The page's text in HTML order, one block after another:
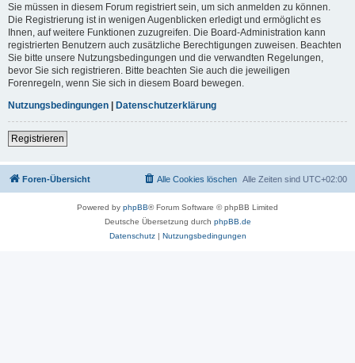
Sie müssen in diesem Forum registriert sein, um sich anmelden zu können.
Die Registrierung ist in wenigen Augenblicken erledigt und ermöglicht es
Ihnen, auf weitere Funktionen zuzugreifen. Die Board-Administration kann
registrierten Benutzern auch zusätzliche Berechtigungen zuweisen. Beachten
Sie bitte unsere Nutzungsbedingungen und die verwandten Regelungen,
bevor Sie sich registrieren. Bitte beachten Sie auch die jeweiligen
Forenregeln, wenn Sie sich in diesem Board bewegen.
Nutzungsbedingungen | Datenschutzerklärung
Registrieren
Foren-Übersicht Alle Zeiten sind UTC+02:00
Alle Cookies löschen
Powered by phpBB® Forum Software © phpBB Limited
Deutsche Übersetzung durch phpBB.de
Datenschutz| Nutzungsbedingungen